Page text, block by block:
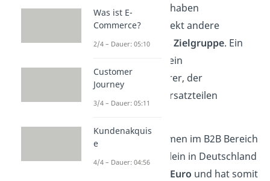
Geschäftsmodell haben
Unternehmen direkt andere
Unternehmen als Zielgruppe. Ein
Beispiel dafür ist ein
Automobilzulieferer, der
Autohäuser mit Ersatzteilen
Das Handelsvolumen im B2B Bereich
beträgt derzeit allein in Deutschland
eine Billion Euro und hat somit
Was ist E-
Commerce?
2/4 – Dauer: 05:10
Customer
Journey
3/4 – Dauer: 05:11
Kundenakquis
e
4/4 – Dauer: 04:56